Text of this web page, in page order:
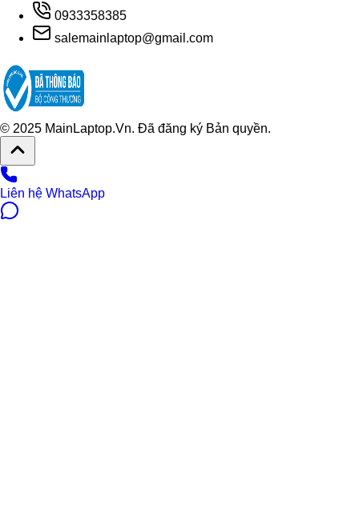
0933358385
salemainlaptop@gmail.com
© 2025 MainLaptop.Vn. Đã đăng ký Bản quyền.
Liên hệ WhatsApp